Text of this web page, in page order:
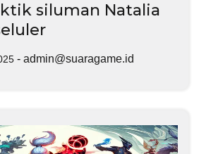
siluman Natalia
- admin@suaragame.id